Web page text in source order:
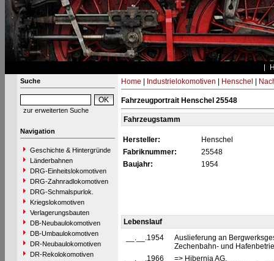
Suche
zur erweiterten Suche
Navigation
Geschichte & Hintergründe
Länderbahnen
DRG-Einheitslokomotiven
DRG-Zahnradlokomotiven
DRG-Schmalspurlok.
Kriegslokomotiven
Verlagerungsbauten
DB-Neubaulokomotiven
DB-Umbaulokomotiven
DR-Neubaulokomotiven
DR-Rekolokomotiven
Home Industrielokomotiven Henschel
Fahrzeugportrait Henschel 25548
Fahrzeugstamm
Hersteller:
Henschel
Fabriknummer:
25548
Baujahr:
1954
Lebenslauf
__.__.1954
Auslieferung an
Zechenbahn- und
__.__.1966
=> Hibernia AG,